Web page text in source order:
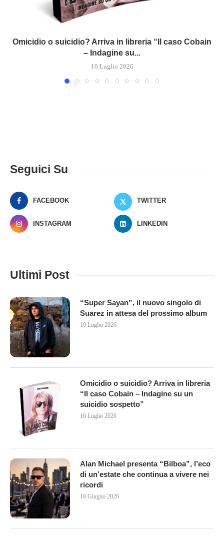
Omicidio o suicidio? Arriva in libreria “Il caso Cobain
– Indagine su...
10 Luglio 2026
Seguici Su
FACEBOOK TWITTER
INSTAGRAM LINKEDIN
Ultimi Post
“Super Sayan”, il nuovo singolo di
Suarez in attesa del prossimo album
10 Luglio 2026
Omicidio o suicidio? Arriva in libreria
“Il caso Cobain – Indagine su un
suicidio sospetto”
10 Luglio 2026
Alan Michael presenta “Bilboa”, l’eco
di un’estate che continua a vivere nei
ricordi
18 Giugno 2026